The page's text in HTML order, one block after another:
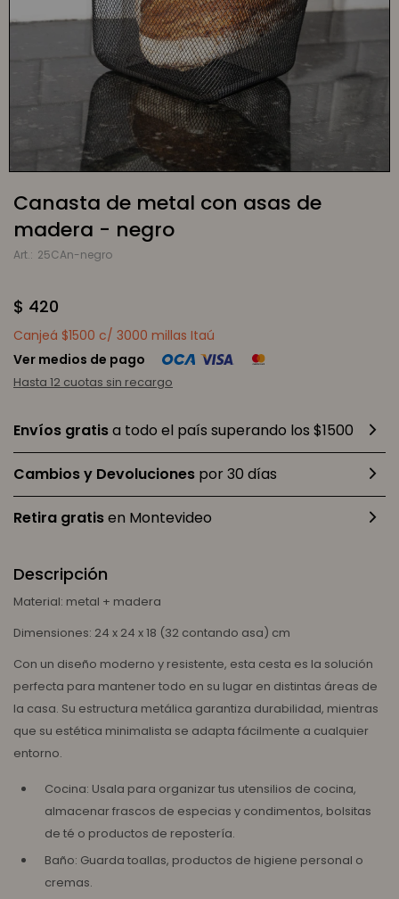
Canasta de metal con asas de
madera - negro
25CAn-negro
$ 420
Canjeá $1500 c/ 3000 millas Itaú
Ver medios de pago
Hasta 12 cuotas sin recargo
Envíos gratisa todo el país superando los $1500
Cambios y Devoluciones por 30 días
Retira gratisen Montevideo
Descripción
Material: metal + madera
Dimensiones: 24 x 24 x 18 (32 contando asa) cm
Con un diseño moderno y resistente, esta cesta es la solución
perfecta para mantener todo en su lugar en distintas áreas de
la casa. Su estructura metálica garantiza durabilidad, mientras
que su estética minimalista se adapta fácilmente a cualquier
entorno.
Cocina: Usala para organizar tus utensilios de cocina,
almacenar frascos de especias y condimentos, bolsitas
de té o productos de repostería.
Baño: Guarda toallas, productos de higiene personal o
cremas.